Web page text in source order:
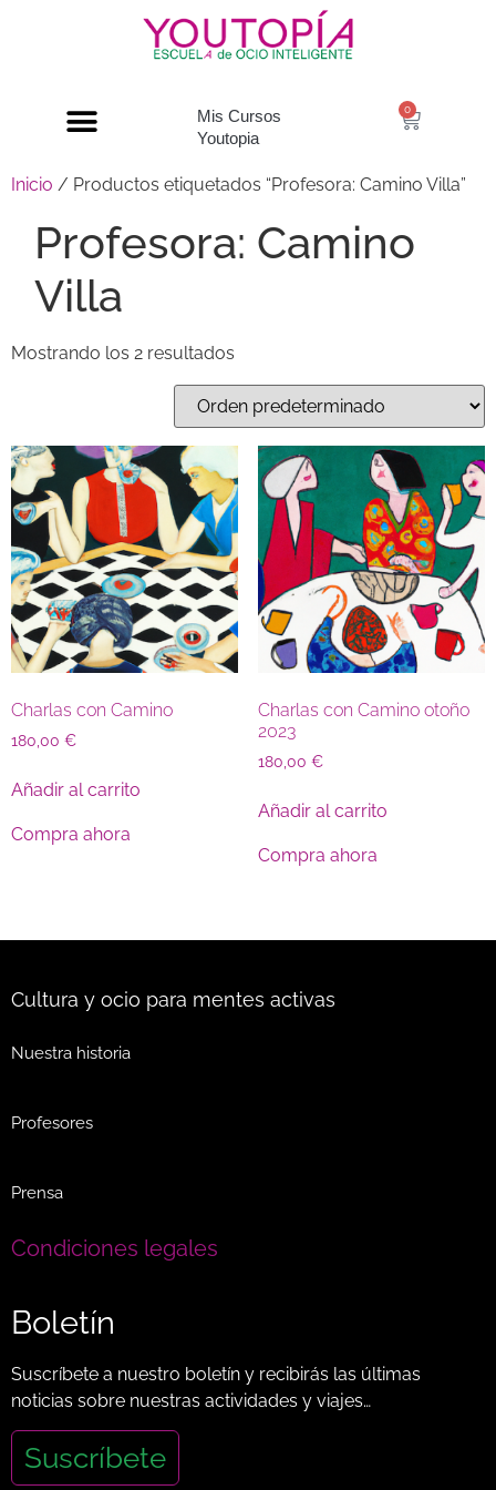
Mis Cursos
Youtopia
0
Inicio / Productos etiquetados “Profesora: Camino Villa”
Profesora: Camino
Villa
Mostrando los 2 resultados
Charlas con Camino
180,00 €
Añadir al carrito
Compra ahora
Charlas con Camino otoño
2023
180,00 €
Añadir al carrito
Compra ahora
Cultura y ocio para mentes activas
Nuestra historia
Profesores
Prensa
Condiciones legales
Boletín
Suscríbete a nuestro boletín y recibirás las últimas
noticias sobre nuestras actividades y viajes…
Suscríbete